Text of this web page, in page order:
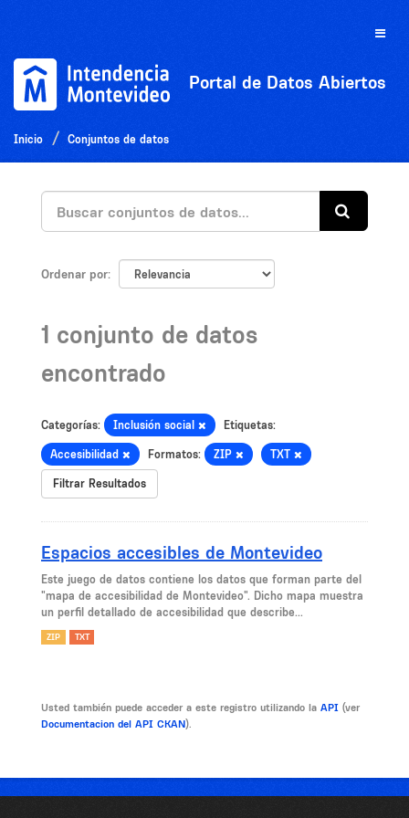
Toggle
Portal de Datos Abiertos
Inicio Conjuntos de datos
Ordenar por
1 conjunto de datos
encontrado
Categorías: Inclusión social Etiquetas:
Accesibilidad Formatos: ZIP TXT
Filtrar Resultados
Espacios accesibles de Montevideo
Este juego de datos contiene los datos que forman parte del
"mapa de accesibilidad de Montevideo". Dicho mapa muestra
un perfil detallado de accesibilidad que describe...
ZIP TXT
Usted también puede acceder a este registro utilizando la API (ver
Documentacion del API CKAN).